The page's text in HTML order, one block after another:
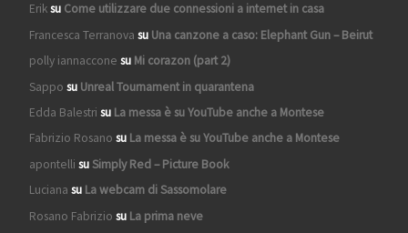
Eriksu Come utilizzare due connessioni a internet in casa
Francesca Terranova su Una canzone a caso: Elephant Gun – Beirut
polly iannaccone su Mi corazon (part 2)
Sappo su Unreal Tournament in quarantena
Edda Balestri su La messa è su YouTube anche a Montese
Fabrizio Rosano su La messa è su YouTube anche a Montese
apontelli suSimply Red – Picture Book
Luciana su La webcam di Sassomolare
Rosano Fabrizio su La prima neve